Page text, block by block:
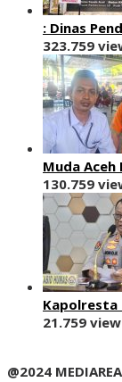
: ‎Dinas
323.759
Muda Aceh
130.759
Kapolresta
21.759
@2024